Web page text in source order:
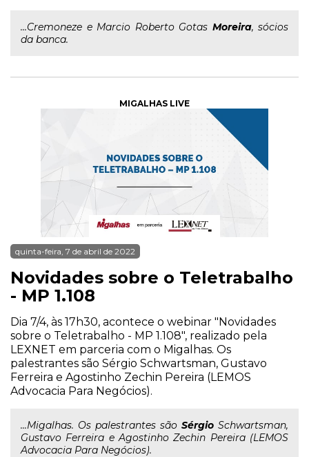
...Cremoneze e Marcio Roberto Gotas Moreira, sócios
da banca.
MIGALHAS LIVE
quinta-feira, 7 de abril de 2022
Novidades sobre o Teletrabalho
- MP 1.108
Dia 7/4, às 17h30, acontece o webinar "Novidades
sobre o Teletrabalho - MP 1.108", realizado pela
LEXNET em parceria com o Migalhas. Os
palestrantes são Sérgio Schwartsman, Gustavo
Ferreira e Agostinho Zechin Pereira (LEMOS
Advocacia Para Negócios).
...Migalhas. Os palestrantes são Sérgio Schwartsman,
Gustavo Ferreira e Agostinho Zechin Pereira (LEMOS
Advocacia Para Negócios).